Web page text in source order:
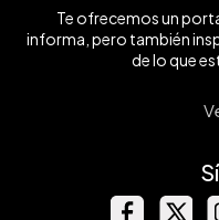
Te ofrecemos un
informa, pero también
de lo que